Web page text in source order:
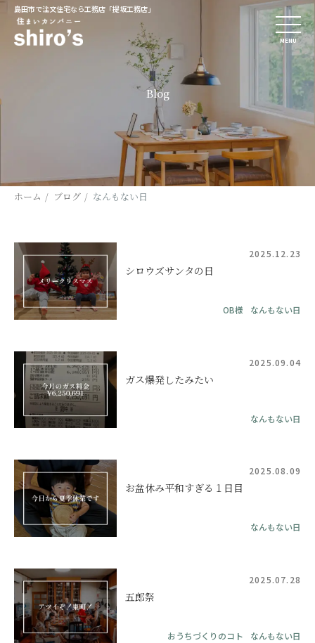
島田市で注文住宅なら工務店「提坂工務店」
MENU
Blog
ホーム ブログ なんもない日
2025.12.23
シロウズサンタの日
OB様 なんもない日
2025.09.04
ガス爆発したみたい
なんもない日
2025.08.09
お盆休み平和すぎる１日目
なんもない日
2025.07.28
五郎祭
おうちづくりのコト なんもない日